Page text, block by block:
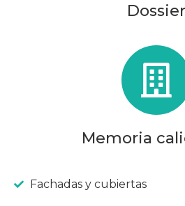
Dossier
Memoria
Fachadas y cubiertas